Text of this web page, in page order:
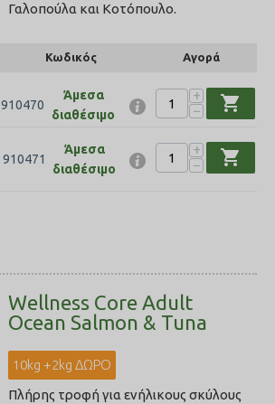
Γαλοπούλα και Κοτόπουλο.
Κωδικός Αγορά
910470
Άμεσα
διαθέσιμο
+
−
shopping_cart
910471
Άμεσα
διαθέσιμο
+
−
shopping_cart
Wellness Core Adult
Ocean Salmon & Tuna
10kg +2kg ΔΩΡΟ
Πλήρης τροφή για ενήλικους σκύλους